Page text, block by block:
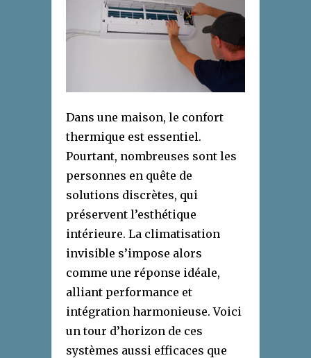
Dans une maison, le confort
thermique est essentiel.
Pourtant, nombreuses sont les
personnes en quête de
solutions discrètes, qui
préservent l’esthétique
intérieure. La climatisation
invisible s’impose alors
comme une réponse idéale,
alliant performance et
intégration harmonieuse. Voici
un tour d’horizon de ces
systèmes aussi efficaces que